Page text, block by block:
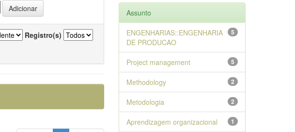
Registro(s)
Assunto
5
ENGENHARIAS::ENGENHARIA
DE PRODUCAO
5
Project management
2
Methodology
2
Metodologia
1
Aprendizagem organizacional